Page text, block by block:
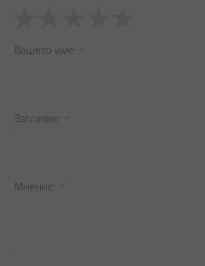
star
stars
stars
stars
stars
Вашето име
Заглавиe
Мнение